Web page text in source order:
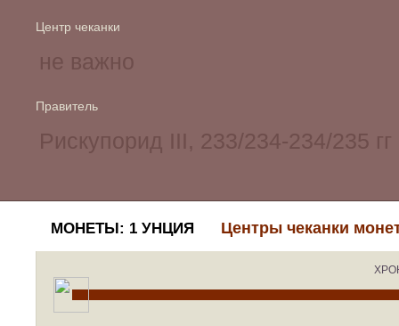
Центр чеканки
Правитель
МОНЕТЫ: 1 УНЦИЯ Центры чеканки